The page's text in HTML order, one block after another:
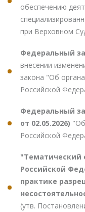
обеспечению
при Верховном
Федеральный
внесении
закона "Об
Российской
Федеральный
от 02.05.2026)
Российской
"Тематический
Российской
практике
(утв.